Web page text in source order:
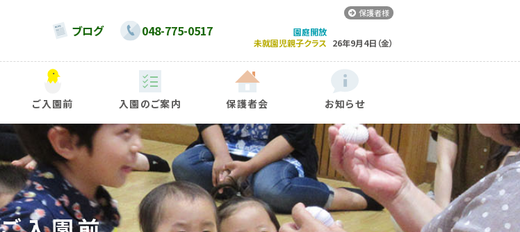
ブログ 048-775-0517
保護者様
園庭開放
未就園児親子クラス 26年9月4日（金）
ご入園前 入園のご案内 保護者会 お知らせ